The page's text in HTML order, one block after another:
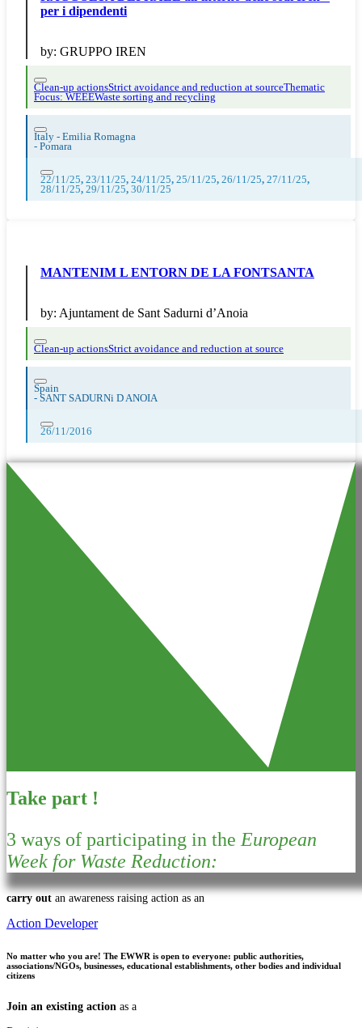
per i dipendenti
by: GRUPPO IREN
Clean-up actionsStrict avoidance and reduction at sourceThematic
Focus: WEEEWaste sorting and recycling
Italy - Emilia Romagna
- Pomara
22/11/25, 23/11/25, 24/11/25, 25/11/25, 26/11/25, 27/11/25,
28/11/25, 29/11/25, 30/11/25
MANTENIM L ENTORN DE LA FONTSANTA
by: Ajuntament de Sant Sadurni d’Anoia
Clean-up actionsStrict avoidance and reduction at source
Spain
- SANT SADURNi D ANOIA
26/11/2016
Take part !
3 ways of participating in the European
Week for Waste Reduction:
carry out an awareness raising action as an
Action Developer
No matter who you are! The EWWR is open to everyone: public authorities,
associations/NGOs, businesses, educational establishments, other bodies and individual
citizens
Join an existing action as a